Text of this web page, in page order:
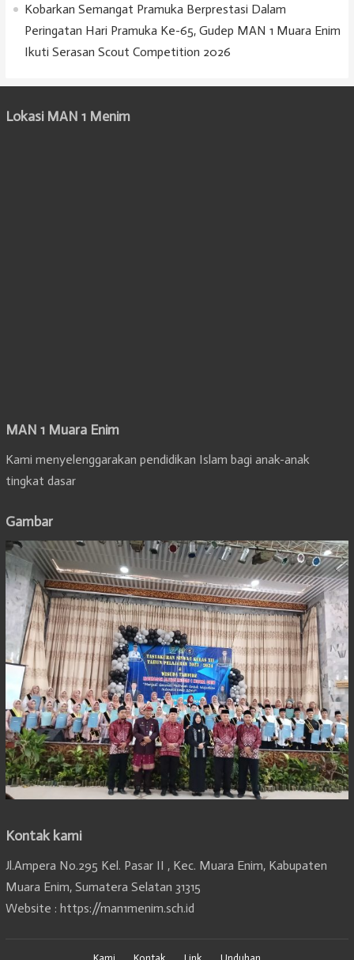
Kobarkan Semangat Pramuka Berprestasi Dalam
Peringatan Hari Pramuka Ke-65, Gudep MAN 1 Muara Enim
Ikuti Serasan Scout Competition 2026
Lokasi MAN 1 Menim
MAN 1 Muara Enim
Kami menyelenggarakan pendidikan Islam bagi anak-anak
tingkat dasar
Gambar
Kontak kami
Jl.Ampera No.295 Kel. Pasar II , Kec. Muara Enim, Kabupaten
Muara Enim, Sumatera Selatan 31315
Website : https://man1menim.sch.id